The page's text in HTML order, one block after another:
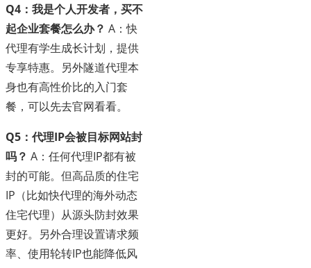
Q4：我是个人开发者，买不
起企业套餐怎么办？ A：快
代理有学生成长计划，提供
专享特惠。另外隧道代理本
身也有高性价比的入门套
餐，可以先去官网看看。
Q5：代理IP会被目标网站封
吗？ A：任何代理IP都有被
封的可能。但高品质的住宅
IP（比如快代理的海外动态
住宅代理）从源头防封效果
更好。另外合理设置请求频
率、使用轮转IP也能降低风